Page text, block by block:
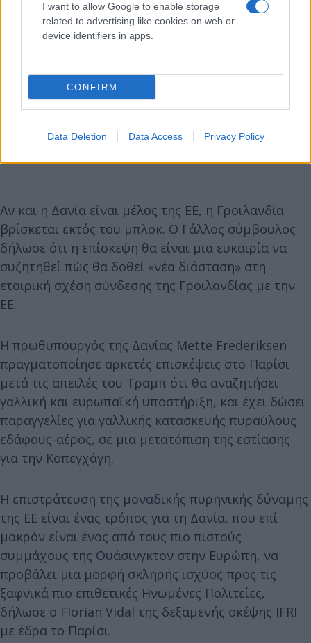
I want to allow Google to enable storage
related to advertising like cookies on web or
device identifiers in apps.
CONFIRM
Data Deletion Data Access Privacy Policy
Αν και η Δανία είναι μέλος της ΕΕ, η Γροιλανδία
βρίσκεται εκτός του μπλοκ. Ο Γάλλος σύμβουλος
δήλωσε ότι η επίσκεψη θα είναι μια ευκαιρία να
συζητηθεί πώς θα δοθεί «νέα διάσταση» στη
εταιρική σχέση σύνδεσης της Γροιλανδίας με την
ΕΕ.
Η πρωθυπουργός της Δανίας Mette Frederiksen
πραγματοποίησε αρκετές επισκέψεις στο Παρίσι
μετά τις απειλές του Τραμπ ότι θα αναζητήσει
γαλλική και ευρωπαϊκή υποστήριξη, και έχει δώσει
παραγγελίες για γαλλικής κατασκευής πυραύλους
εδάφους-αέρος, σε μια μετατόπιση της εστίασης
για την Κοπεγχάγη.
Η επιστράτευση της μοναδικής πυρηνικής δύναμης
της ΕΕ είναι ένας τρόπος για τη Δανία, που επί
μακρόν είναι ένας από τους πιο πιστούς
συμμάχους της Ουάσινγκτον στην Ευρώπη, να
προβάλει μια μορφή σκληρής ισχύος προς τις
ξαφνικά πιο επιθετικές Ηνωμένες Πολιτείες,
δήλωσε ο Florian Vidal της δεξαμενής σκέψης IFRI
με έδρα το Παρίσι.